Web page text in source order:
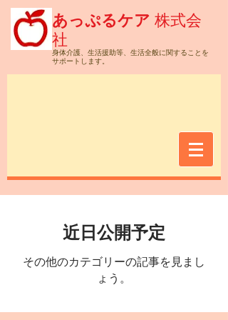
あっぷるケア 株式会
社
身体介護、生活援助等、生活全般に関することを
サポートします。
近日公開予定
その他のカテゴリーの記事を見まし
ょう。